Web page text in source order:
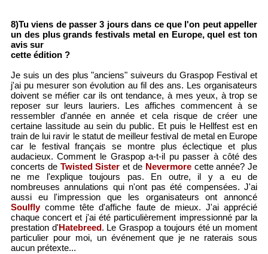
8)Tu viens de passer 3 jours dans ce que l'on peut appeller
un des plus grands festivals metal en Europe, quel est ton
avis sur
cette édition ?
Je suis un des plus "anciens" suiveurs du Graspop Festival et
j'ai pu mesurer son évolution au fil des ans. Les organisateurs
doivent se méfier car ils ont tendance, à mes yeux, à trop se
reposer sur leurs lauriers. Les affiches commencent à se
ressembler d'année en année et cela risque de créer une
certaine lassitude au sein du public. Et puis le Hellfest est en
train de lui ravir le statut de meilleur festival de metal en Europe
car le festival français se montre plus éclectique et plus
audacieux. Comment le Graspop a-t-il pu passer à côté des
concerts de Twisted Sister et de Nevermorecette année? Je
ne me l'explique toujours pas. En outre, il y a eu de
nombreuses annulations qui n'ont pas été compensées. J'ai
aussi eu l'impression que les organisateurs ont annoncé
Soulflycomme tête d'affiche faute de mieux. J'ai apprécié
chaque concert et j'ai été particulièrement impressionné par la
prestation d'Hatebreed. Le Graspop a toujours été un moment
particulier pour moi, un événement que je ne raterais sous
aucun prétexte...